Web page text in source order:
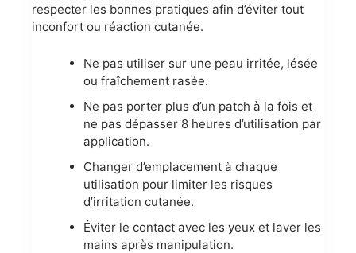
respecter les bonnes pratiques afin d’éviter tout
inconfort ou réaction cutanée.
Ne pas utiliser sur une peau irritée, lésée
ou fraîchement rasée.
Ne pas porter plus d’un patch à la fois et
ne pas dépasser 8 heures d’utilisation par
application.
Changer d’emplacement à chaque
utilisation pour limiter les risques
d’irritation cutanée.
Éviter le contact avec les yeux et laver les
mains après manipulation.